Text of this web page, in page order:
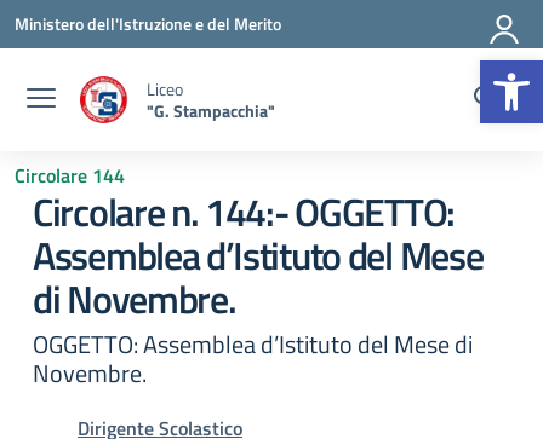
Vai ai contenuti
Vai al menu di navigazione
Vai al footer
Ministero dell'Istruzione e del Merito
Liceo
"G. Stampacchia"
Circolare 144
Circolare n. 144:- OGGETTO:
Assemblea d’Istituto del Mese
di Novembre.
OGGETTO: Assemblea d’Istituto del Mese di
Novembre.
Dirigente Scolastico